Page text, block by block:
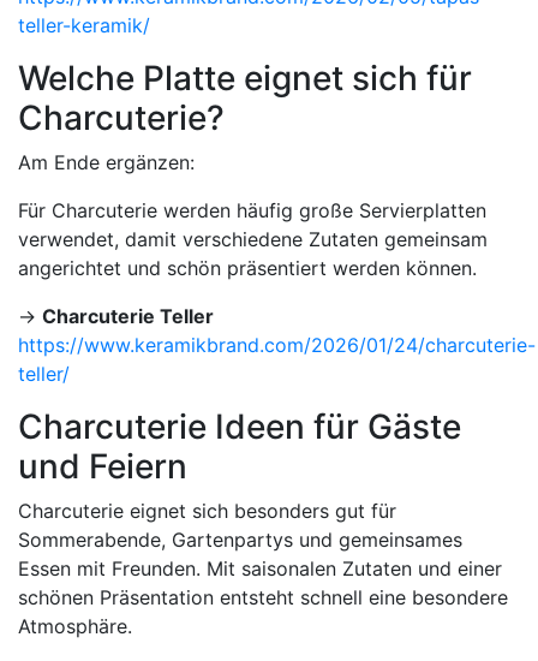
teller-keramik/
Welche Platte eignet sich für
Charcuterie?
Am Ende ergänzen:
Für Charcuterie werden häufig große Servierplatten
verwendet, damit verschiedene Zutaten gemeinsam
angerichtet und schön präsentiert werden können.
→ Charcuterie Teller
https://www.keramikbrand.com/2026/01/24/charcuterie-
teller/
Charcuterie Ideen für Gäste
und Feiern
Charcuterie eignet sich besonders gut für
Sommerabende, Gartenpartys und gemeinsames
Essen mit Freunden. Mit saisonalen Zutaten und einer
schönen Präsentation entsteht schnell eine besondere
Atmosphäre.